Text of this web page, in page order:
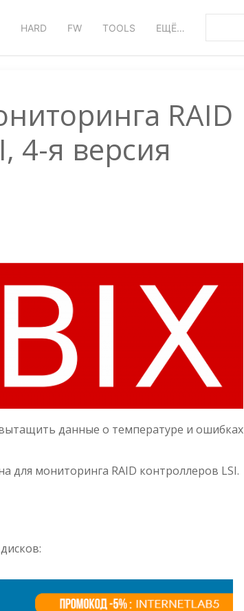
HARD FW TOOLS ЕЩЁ…
RAID
4-я версия
данные о температуре и ошибках
для мониторинга RAID контроллеров LSI.